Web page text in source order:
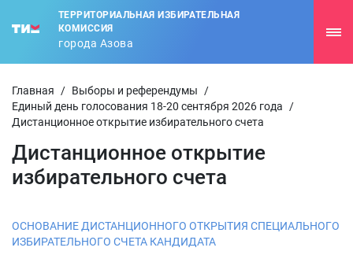
ТЕРРИТОРИАЛЬНАЯ ИЗБИРАТЕЛЬНАЯ
КОМИССИЯ
города Азова
Главная / Выборы и референдумы
/
Единый день голосования 18-20 сентября 2026 года
/
Дистанционное открытие избирательного счета
Дистанционное открытие
избирательного счета
ОСНОВАНИЕ ДИСТАНЦИОННОГО ОТКРЫТИЯ СПЕЦИАЛЬНОГО
ИЗБИРАТЕЛЬНОГО СЧЕТА КАНДИДАТА